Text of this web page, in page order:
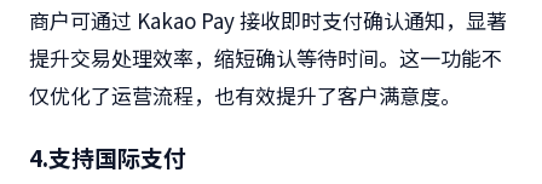
商户可通过 Kakao Pay接收即时支付确认通知，显著
提升交易处理效率，缩短确认等待时间。这一功能不
仅优化了运营流程，也有效提升了客户满意度。
4.支持国际支付